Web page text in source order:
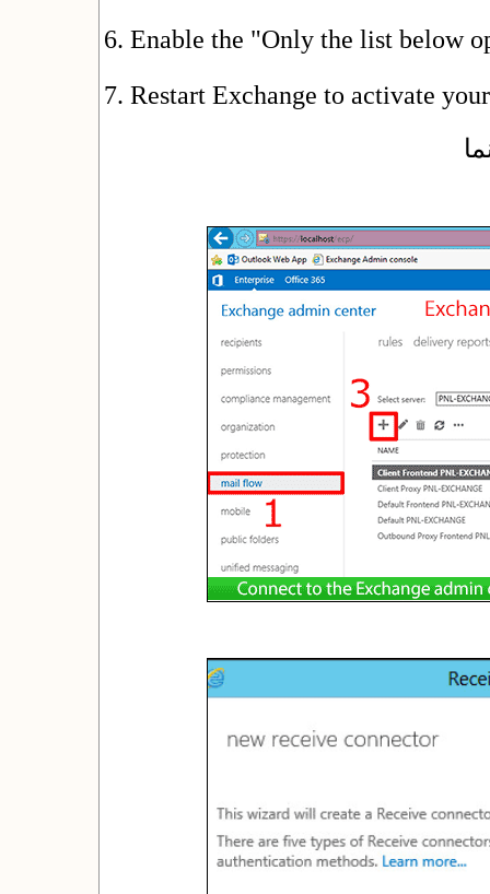
6. Enable the "Only the list below
7. Restart Exchange to activate